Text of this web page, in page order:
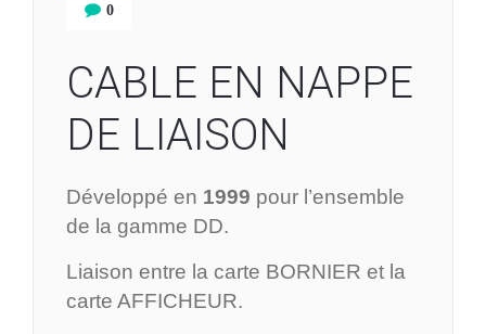
0
CABLE EN NAPPE
DE LIAISON
Développé en 1999 pour l’ensemble
de la gamme DD.
Liaison entre la carte BORNIER et la
carte AFFICHEUR.